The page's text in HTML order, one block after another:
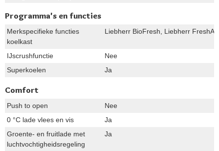
Programma's en functies
Merkspecifieke functies
koelkast
Liebherr BioFresh, Liebherr
IJscrushfunctie
Nee
Superkoelen
Ja
Comfort
Push to open
Nee
0 °C lade vlees en vis
Ja
Groente- en fruitlade met
luchtvochtigheidsregeling
Ja